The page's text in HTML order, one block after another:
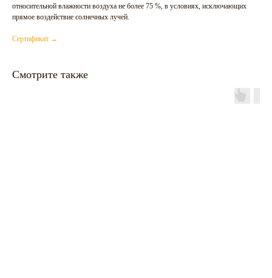
относительной влажности воздуха не более 75 %, в условиях, исключающих
прямое воздействие солнечных лучей.
Сертификат →
Смотрите также